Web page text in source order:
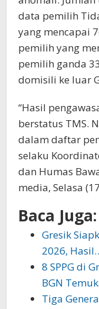
data pemilih
yang mencapai
pemilih yang
pemilih ganda
domisili ke luar
“Hasil
berstatus TMS.
dalam daftar
selaku
dan Humas
media, Selasa
Baca Juga:
Gresik
2026,
8 SPPG di
BGN
Tiga